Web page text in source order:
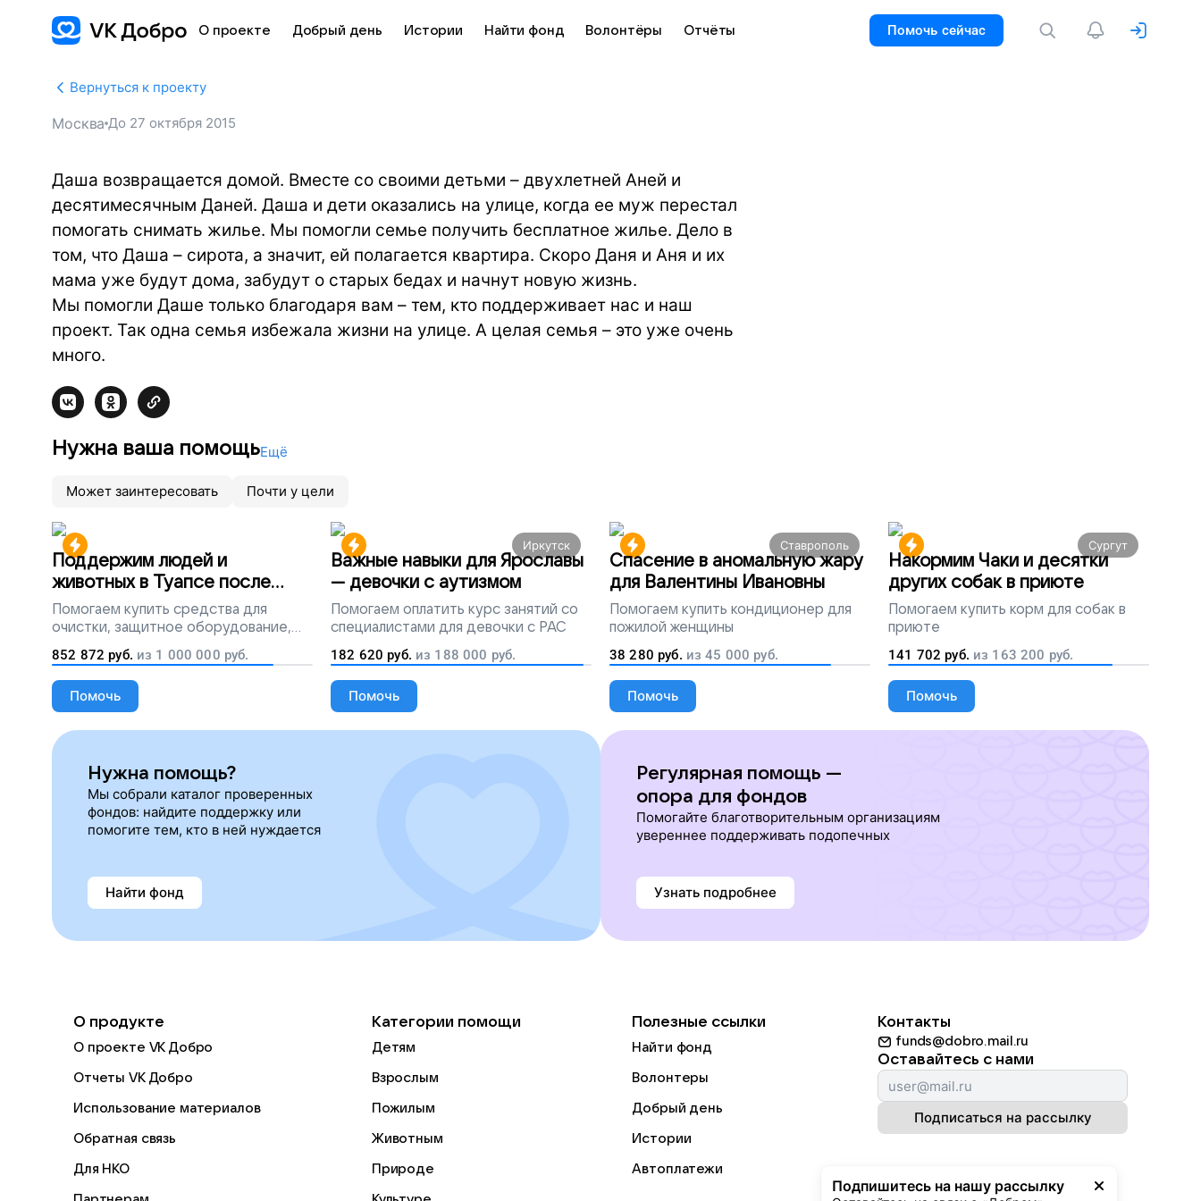
О проекте Добрый день Истории Найти фонд Волонтёры Отчёты Помочь сейчас
Вернуться к проекту
Москва До 27 октября 2015
Даша возвращается домой. Вместе со своими детьми – двухлетней Аней и
десятимесячным Даней. Даша и дети оказались на улице, когда ее муж перестал
помогать снимать жилье. Мы помогли семье получить бесплатное жилье. Дело в
том, что Даша – сирота, а значит, ей полагается квартира. Скоро Даня и Аня и их
мама уже будут дома, забудут о старых бедах и начнут новую жизнь.
Мы помогли Даше только благодаря вам – тем, кто поддерживает нас и наш
проект. Так одна семья избежала жизни на улице. А целая семья – это уже очень
много.
Нужна ваша помощьЕщё
Может заинтересовать Почти у цели
Поддержим людей и
животных в Туапсе после
разлива мазута
Помогаем купить средства для
очистки, защитное оборудование,
лекарства, корм и предметы первой
необходимости
852 872 руб. из 1 000 000 руб.
Помочь
Иркутск
Важные навыки для Ярославы
— девочки с аутизмом
Помогаем оплатить курс занятий со
специалистами для девочки с РАС
182 620 руб. из 188 000 руб.
Помочь
Ставрополь
Спасение в аномальную жару
для Валентины Ивановны
Помогаем купить кондиционер для
пожилой женщины
38 280 руб. из45 000 руб.
Помочь
Сургут
Накормим Чаки и десятки
других собак в приюте
Помогаем купить корм для собак в
приюте
141 702 руб. из 163 200 руб.
Помочь
Нужна помощь?
Мы собрали каталог проверенных
фондов: найдите поддержку или
помогите тем, кто в ней нуждается
Найти фонд
Регулярная помощь —
опора для фондов
Помогайте благотворительным организациям
увереннее поддерживать подопечных
Узнать подробнее
Подпишитесь на нашу рассылку
О продукте
О проекте VK Добро
Отчеты VK Добро
Использование материалов
Обратная связь
Для НКО
Категории помощи
Детям
Взрослым
Пожилым
Животным
Природе
Полезные ссылки
Найти фонд
Волонтеры
Добрый день
Истории
Автоплатежи
Контакты
funds@dobro.mail.ru
Оставайтесь с нами
Подписаться на рассылку